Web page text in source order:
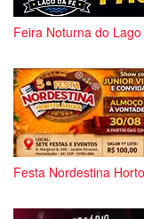
Feira Noturna do
Festa Nordestina